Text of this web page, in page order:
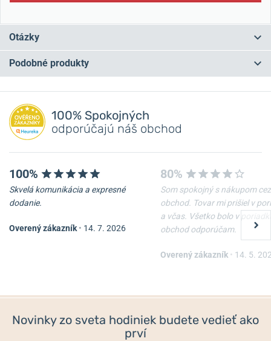
Otázky
Máte otázku? Zanechajte nám komentár
Pridať dotaz
Podobné produkty
Prívesok Boccia Titanium
-20%
Prívesok Bering Family-2
100% Spokojných
odporúčajú náš obchod
100%
Skvelá komunikácia a expresné
dodanie.
Overený zákazník • 14. 7. 2026
80%
Som spokojný s nákupom cez
obchod. Tovar mi prišiel v
a včas. Všetko bolo v
obchod odporúčam.
Overený zákazník • 14. 5.
Novinky zo sveta hodiniek budete vedieť ako
prví